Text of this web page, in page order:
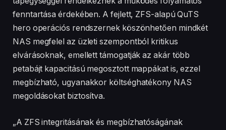
fenntartása érdekében. A fejlett, ZFS-alapú QuTS
hero operációs rendszernek köszönhetően mindkét
NAS megfelel az üzleti szempontból kritikus
elvárásoknak, emellett támogatják az akár több
petabájt kapacitású megosztott mappákat is, ezzel
megbízható, ugyanakkor költséghatékony NAS
megoldásokat biztosítva.
„A ZFS integritásának és megbízhatóságának